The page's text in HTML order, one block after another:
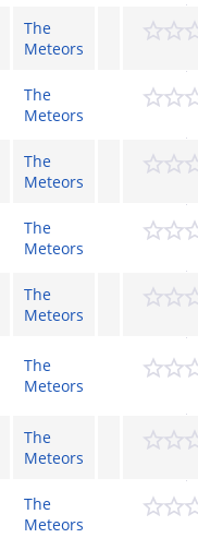
The
Meteors
The
Meteors
The
Meteors
The
Meteors
The
Meteors
The
Meteors
The
Meteors
The
Meteors